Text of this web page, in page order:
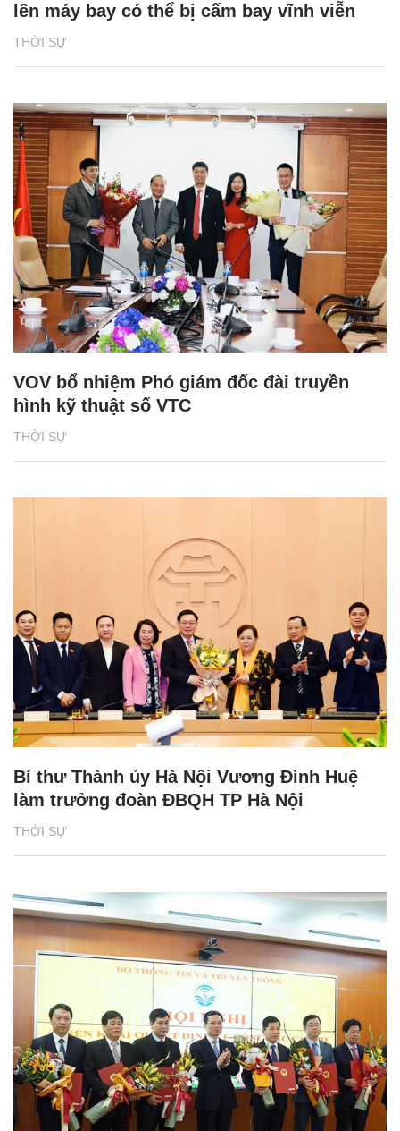
THỜI SỰ
lên máy bay có thể bị cấm bay vĩnh viễn
THỜI SỰ
VOV bổ nhiệm Phó giám đốc đài truyền
hình kỹ thuật số VTC
THỜI SỰ
Bí thư Thành ủy Hà Nội Vương Đình Huệ
làm trưởng đoàn ĐBQH TP Hà Nội